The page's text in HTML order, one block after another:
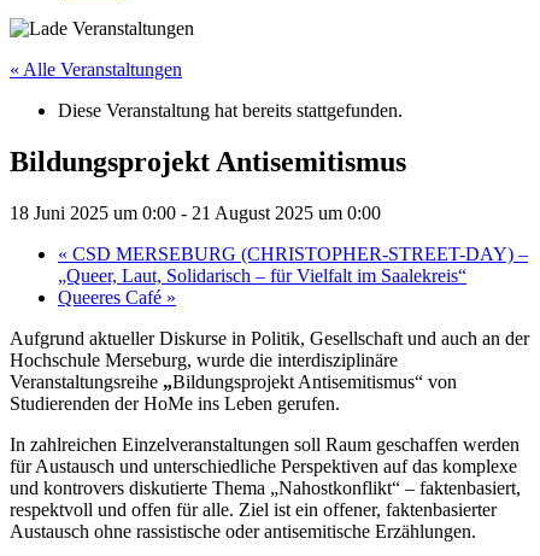
« Alle Veranstaltungen
Diese Veranstaltung hat bereits stattgefunden.
Bildungsprojekt Antisemitismus
18 Juni 2025 um 0:00 - 21 August 2025 um 0:00
« CSD MERSEBURG (CHRISTOPHER-STREET-DAY) –
„Queer, Laut, Solidarisch – für Vielfalt im Saalekreis“
Queeres Café »
Aufgrund aktueller Diskurse in Politik, Gesellschaft und auch an der
Hochschule Merseburg, wurde die interdisziplinäre
Veranstaltungsreihe „Bildungsprojekt Antisemitismus“ von
Studierenden der HoMe ins Leben gerufen.
In zahlreichen Einzelveranstaltungen soll Raum geschaffen werden
für Austausch und unterschiedliche Perspektiven auf das komplexe
und kontrovers diskutierte Thema „Nahostkonflikt“ – faktenbasiert,
respektvoll und offen für alle. Ziel ist ein offener, faktenbasierter
Austausch ohne rassistische oder antisemitische Erzählungen.